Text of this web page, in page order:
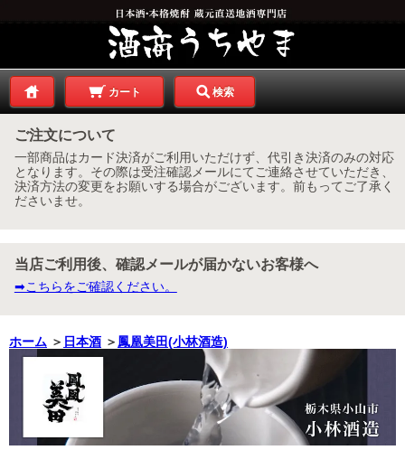
カート 検索
ご注文について
一部商品はカード決済がご利用いただけず、代引き決済のみの対応
となります。その際は受注確認メールにてご連絡させていただき、
決済方法の変更をお願いする場合がございます。前もってご了承く
ださいませ。
当店ご利用後、確認メールが届かないお客様へ
➡こちらをご確認ください。
ホーム ＞ 日本酒 ＞ 鳳凰美田(小林酒造)